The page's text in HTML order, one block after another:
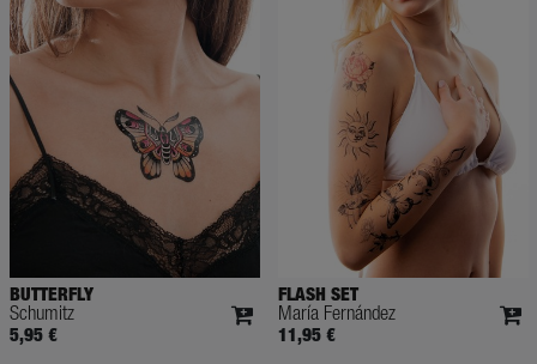
BUTTERFLY
Schumitz
5,95 €
FLASH SET
María Fernández
11,95 €